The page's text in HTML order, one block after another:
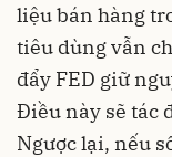
liệu bán hàng
tiêu dùng vẫn
đẩy FED giữ
Điều này sẽ tác
Ngược lại, nếu